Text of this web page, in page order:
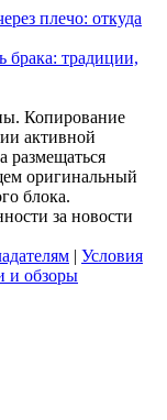
плечо: откуда
брака: традиции,
Копирование
активной
размещаться
оригинальный
блока.
за новости
| Условия
и обзоры